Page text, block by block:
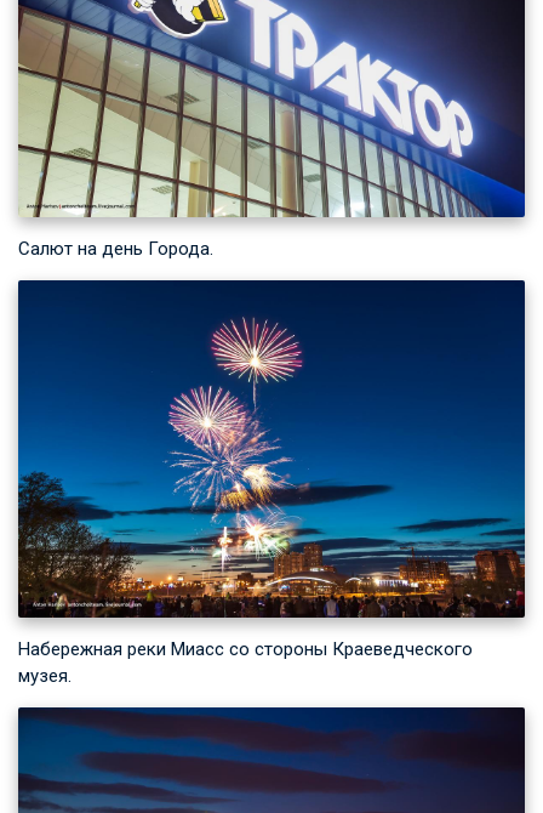
Салют на день Города.
Набережная реки Миасс со стороны Краеведческого
музея.